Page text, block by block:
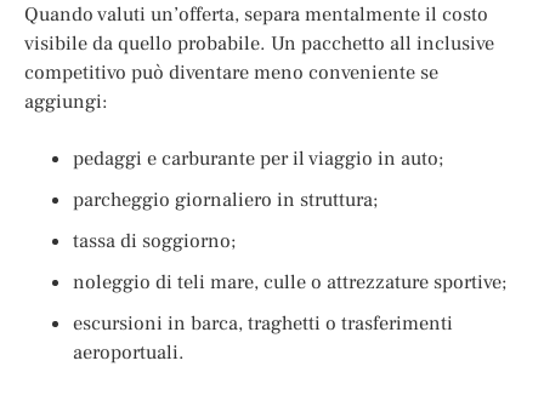
Quando valuti un’offerta, separa mentalmente il costo
visibile da quello probabile. Un pacchetto all inclusive
competitivo può diventare meno conveniente se
aggiungi:
pedaggi e carburante per il viaggio in auto;
parcheggio giornaliero in struttura;
tassa di soggiorno;
noleggio di teli mare, culle o attrezzature sportive;
escursioni in barca, traghetti o trasferimenti
aeroportuali.